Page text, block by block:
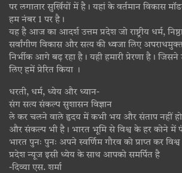
पर लगातार सुर्खियों में है। यहां के वर्तमान
हम नंबर 1 पर है।
यह है आज का आदर्श उत्तम प्रदेश जो राष्ट्रीय धर्म,
सर्वांगीण विकास और सत्य की ध्वजा लिए अपराधमुक्त,
निर्भीक आगे बढ़ रहा है। यही हमारी प्रेरणा है।
लिए हमें प्रेरित किया ।
धरती, धर्म, ध्येय और ध्यान-
संग सत्य संकल्प सुशासन विज्ञान
ले कर चलने वाले हृदय में कभी भय और संताप नहीं
और संकल्प भी है। भारत भूमि से विश्व के हर कोने में
भारत पुनः पुनः अपने स्वर्णिम गौरव को प्राप्त कर
प्रदेश न्यूज इसी ध्येय के साथ आपको समर्पित है
-दिव्या एस. शर्मा